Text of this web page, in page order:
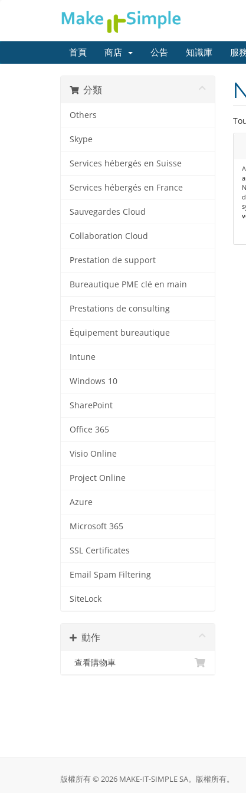
首頁 商店 公告 知識庫 服
分類
Others
Skype
Services hébergés en Suisse
Services hébergés en France
Sauvegardes Cloud
Collaboration Cloud
Prestation de support
Bureautique PME clé en main
Prestations de consulting
Équipement bureautique
Intune
Windows 10
SharePoint
Office 365
Visio Online
Project Online
Azure
Microsoft 365
SSL Certificates
Email Spam Filtering
SiteLock
動作
查看購物車
版權所有 © 2026 MAKE-IT-SIMPLE SA。版權所有。